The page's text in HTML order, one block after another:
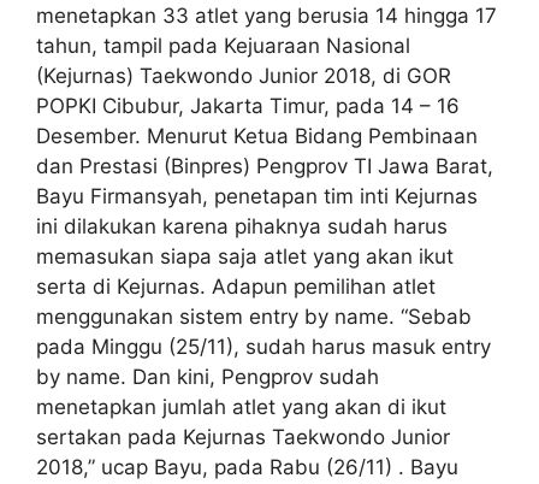
menetapkan 33 atlet yang berusia 14 hingga 17
tahun, tampil pada Kejuaraan Nasional
(Kejurnas) Taekwondo Junior 2018, di GOR
POPKI Cibubur, Jakarta Timur, pada 14 – 16
Desember. Menurut Ketua Bidang Pembinaan
dan Prestasi (Binpres) Pengprov TI Jawa Barat,
Bayu Firmansyah, penetapan tim inti Kejurnas
ini dilakukan karena pihaknya sudah harus
memasukan siapa saja atlet yang akan ikut
serta di Kejurnas. Adapun pemilihan atlet
menggunakan sistem entry by name. “Sebab
pada Minggu (25/11), sudah harus masuk entry
by name. Dan kini, Pengprov sudah
menetapkan jumlah atlet yang akan di ikut
sertakan pada Kejurnas Taekwondo Junior
2018,” ucap Bayu, pada Rabu (26/11) . Bayu